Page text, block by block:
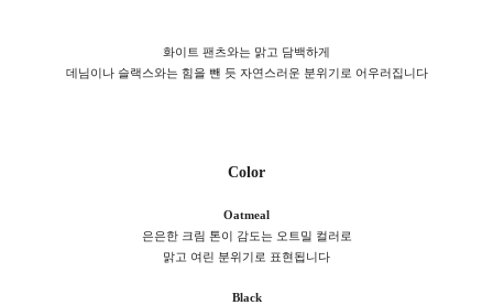
화이트 팬츠와는 맑고 담백하게
데님이나 슬랙스와는 힘을 뺀 듯 자연스러운 분위기로 어우러집니다
Color
Oatmeal
은은한 크림 톤이 감도는 오트밀 컬러로
맑고 여린 분위기로 표현됩니다
Black